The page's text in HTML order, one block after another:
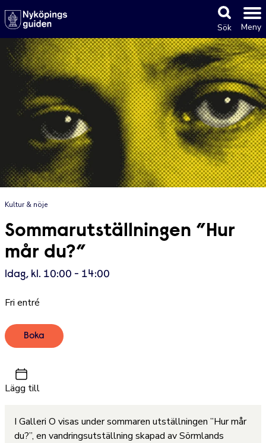
Sök Meny
Kultur & nöje
Sommarutställningen ”Hur
mår du?”
Idag, kl. 10:00 - 14:00
Fri entré
Boka
Lägg till
I Galleri O visas under sommaren utställningen ”Hur mår
du?”, en vandringsutställning skapad av Sörmlands